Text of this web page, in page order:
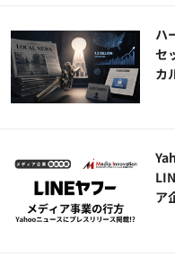
ハ
セ
カ
ア